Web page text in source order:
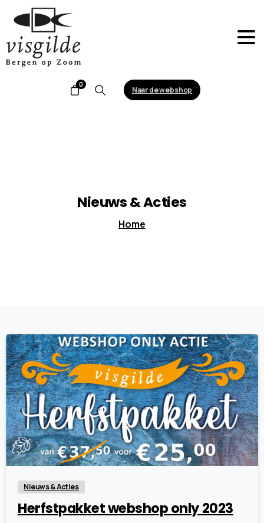
0
Search
Naar de webshop
Nieuws&Acties
Home
7
Nieuws & Acties
Herfstpakket webshop only 2023